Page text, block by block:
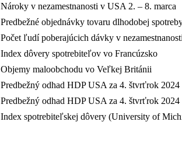
Nároky v nezamestnanosti v USA 2. – 8. marca
Predbežné objednávky tovaru dlhodobej
Počet ľudí poberajúcich dávky v
Index dôvery spotrebiteľov vo Francúzsko
Objemy maloobchodu vo Veľkej Británii
Predbežný odhad HDP USA za 4. štvrťrok 2024
Predbežný odhad HDP USA za 4. štvrťrok 2024
Index spotrebiteľskej dôvery (University of